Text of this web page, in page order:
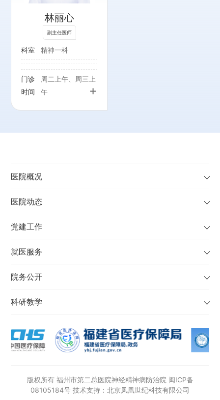
林丽心
副主任医师
科室 精神一科
门诊
时间
周二上午、周三上
午
+
医院概况
医院动态
党建工作
就医服务
院务公开
科研教学
版权所有 福州市第二总医院神经精神病防治院 闽ICP备
08105184号 技术支持：北京凤凰世纪科技有限公司